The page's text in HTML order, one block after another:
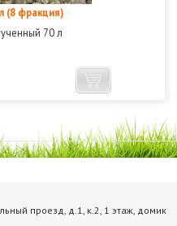
(8 фракция)
70 л
проезд, д.1, к.2, 1 этаж, домик